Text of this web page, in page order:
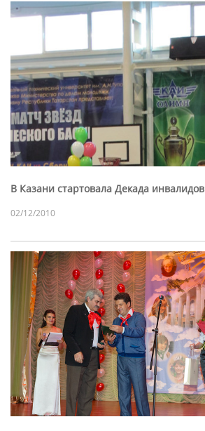
В Казани стартовала Декада инвалидов
02/12/2010